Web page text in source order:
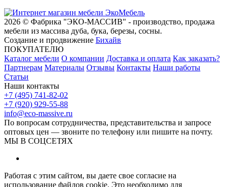
2026 © Фабрика "ЭКО-МАССИВ" - производство, продажа
мебели из массива дуба, бука, березы, сосны.
Создание и продвижение Бихайв
ПОКУПАТЕЛЮ
Каталог мебели О компании Доставка и оплата Как заказать?
Партнерам Материалы Отзывы Контакты Наши работы
Статьи
Наши контакты
+7 (495) 741-82-02
+7 (920) 929-55-88
info@eco-massive.ru
По вопросам сотрудничества, представи­тельства и запросе
оптовых цен — звоните по телефону или пишите на почту.
МЫ В СОЦСЕТЯХ
Работая с этим сайтом, вы даете свое согласие на
использование файлов cookie. Это необходимо для